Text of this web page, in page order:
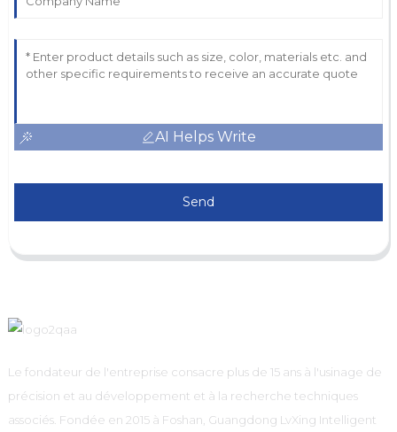
AI Helps Write
Send
Le fondateur de l'entreprise consacre plus de 15 ans à l'usinage de
précision et au développement et à la recherche techniques
associés. Fondée en 2015 à Foshan, Guangdong LvXing Intelligent